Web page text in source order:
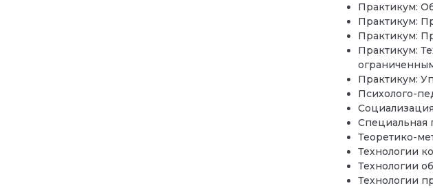
Практикум:
Практикум:
Практикум:
Практикум:
Практикум:
Психолого-
Специальная
Теоретико-
Технологии
Технологии
Технологии